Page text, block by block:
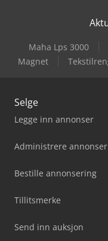
Maha Lps 3000
Magnet
Selge
Legge inn annonser
Administrere annonser
Bestille annonsering
Tillitsmerke
Send inn auksjon